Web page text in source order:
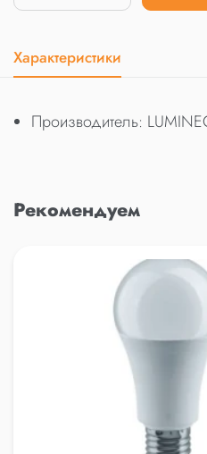
Характеристики
Производитель:
Рекомендуем